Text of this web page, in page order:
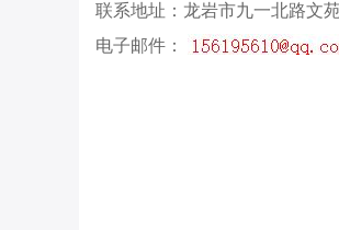
联系地址：龙岩市九一北路文
电子邮件：